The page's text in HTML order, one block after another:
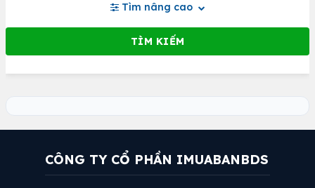
Tìm nâng cao
CÔNG TY CỔ PHẦN IMUABANBDS